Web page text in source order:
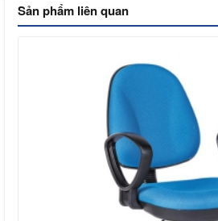
Sản phẩm liên quan